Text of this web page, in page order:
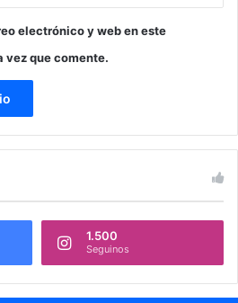
electrónico y web en este
vez que comente.
1.500
Seguinos